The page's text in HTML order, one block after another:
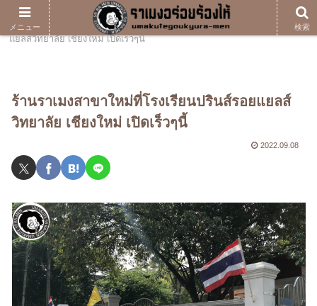
ホーム blog
ร้านราเมงสาขาใหม่ที่โรงเรียนปรินส์รอย
แยลส์วิทยาลัย เชียงใหม่ เปิดเร็วๆนี้
ร้านราเมงสาขาใหม่ที่โรงเรียนปรินส์รอยแยลส์
วิทยาลัย เชียงใหม่ เปิดเร็วๆนี้
2022.09.08
メニュー 検索